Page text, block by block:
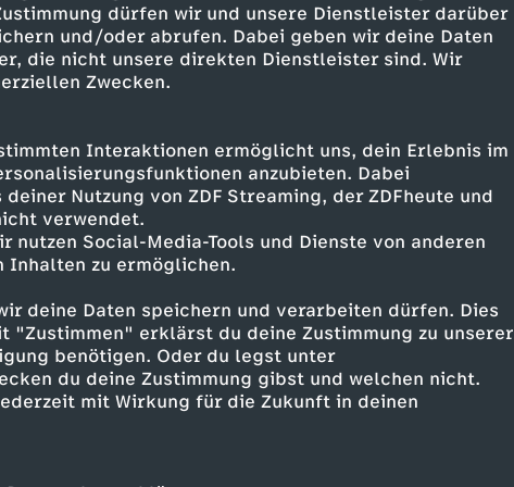
dürfen wir und unsere Dienstleister darüber
und/oder abrufen. Dabei geben wir deine Daten
die nicht unsere direkten Dienstleister sind. Wir
Zwecken.
Interaktionen ermöglicht uns, dein Erlebnis im
anzubieten. Dabei
Nutzung von ZDF Streaming, der ZDFheute und
verwendet.
nutzen Social-Media-Tools und Dienste von anderen
Inhalten zu ermöglichen.
deine Daten speichern und verarbeiten dürfen. Dies
erklärst du deine Zustimmung zu unserer
benötigen. Oder du legst unter
du deine Zustimmung gibst und welchen nicht.
mit Wirkung für die Zukunft in deinen
Spaß mit
Untertitel Cinema Strikes Back